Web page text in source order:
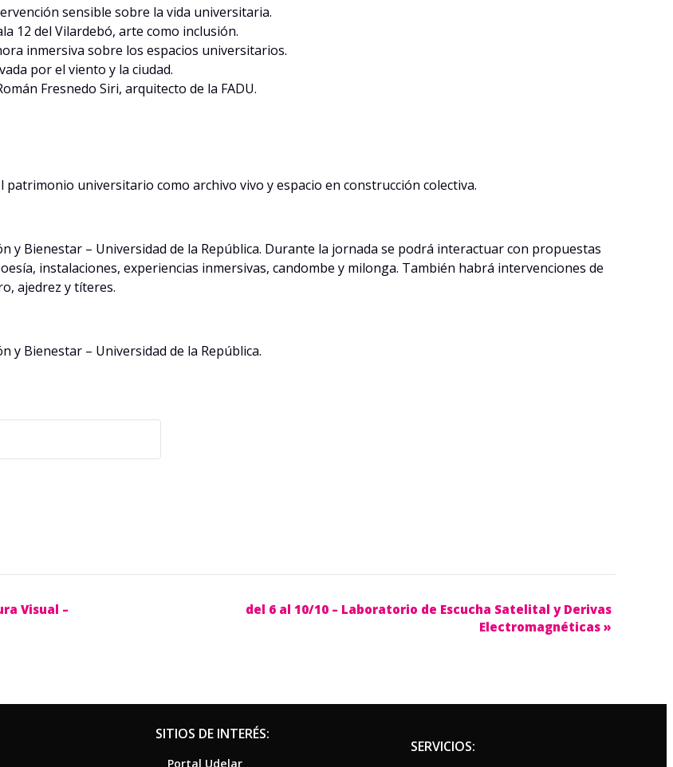
sensible sobre la vida universitaria.
12 del Vilardebó, arte como inclusión.
inmersiva sobre los espacios universitarios.
por el viento y la ciudad.
Fresnedo Siri, arquitecto de la FADU.
universitario como archivo vivo y espacio en construcción colectiva.
y Bienestar – Universidad de la República. Durante la jornada se podrá interactuar con propuestas
instalaciones, experiencias inmersivas, candombe y milonga. También habrá intervenciones de
ajedrez y títeres.
y Bienestar – Universidad de la República.
Visual –
del 6 al 10/10 – Laboratorio de Escucha Satelital y Derivas
Electromagnéticas »
SITIOS DE INTERÉS:
Portal Udelar
SERVICIOS: